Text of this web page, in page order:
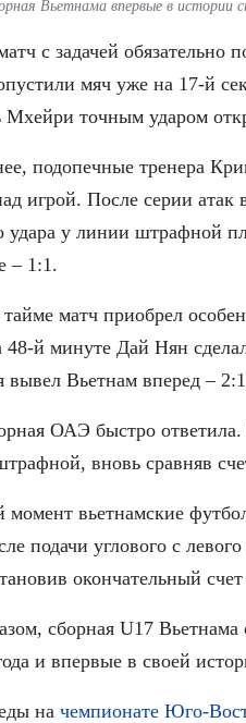
Вьетнама впервые в
с задачей обязательно
мяч уже на 17-й
точным ударом
подопечные тренера
игрой. После серии атак
удара у линии штрафной
– 1:1.
матч приобрел
48-й минуте Дай Нян
вывел Вьетнам вперед –
ОАЭ быстро
вновь сравняв
вьетнамские
подачи углового с
окончательный
сборная U17
и впервые в своей
на чемпионате Юго-